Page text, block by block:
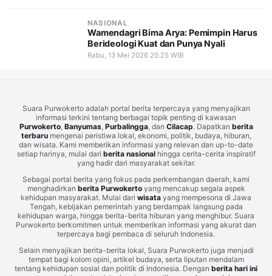
NASIONAL
Wamendagri Bima Arya: Pemimpin Harus
Berideologi Kuat dan Punya Nyali
Rabu, 13 Mei 2026 20.25 WIB
Suara Purwokerto adalah portal berita terpercaya yang menyajikan
informasi terkini tentang berbagai topik penting di kawasan
Purwokerto, Banyumas, Purbalingga, dan Cilacap. Dapatkan berita
terbarumengenai peristiwa lokal, ekonomi, politik, budaya, hiburan,
dan wisata. Kami memberikan informasi yang relevan dan up-to-date
setiap harinya, mulai dari berita nasionalhingga cerita-cerita inspiratif
yang hadir dari masyarakat sekitar.
Sebagai portal berita yang fokus pada perkembangan daerah, kami
menghadirkan berita Purwokertoyang mencakup segala aspek
kehidupan masyarakat. Mulai dari wisata yang mempesona di Jawa
Tengah, kebijakan pemerintah yang berdampak langsung pada
kehidupan warga, hingga berita-berita hiburan yang menghibur. Suara
Purwokerto berkomitmen untuk memberikan informasi yang akurat dan
terpercaya bagi pembaca di seluruh Indonesia.
Selain menyajikan berita-berita lokal, Suara Purwokerto juga menjadi
tempat bagi kolom opini, artikel budaya, serta liputan mendalam
tentang kehidupan sosial dan politik di Indonesia. Dengan berita hari ini